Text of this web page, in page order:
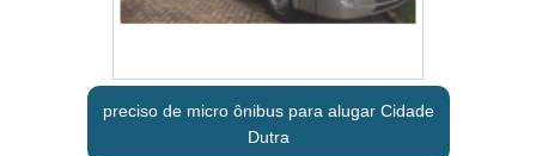
preciso de micro ônibus para alugar Cidade
Dutra